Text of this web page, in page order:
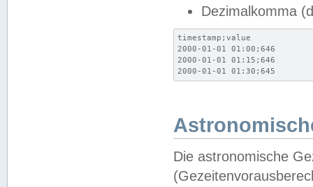
Dezimalkomma
timestamp;value
2000-01-01 01:00;646
2000-01-01 01:15;646
2000-01-01 01:30;645
Die astronomische